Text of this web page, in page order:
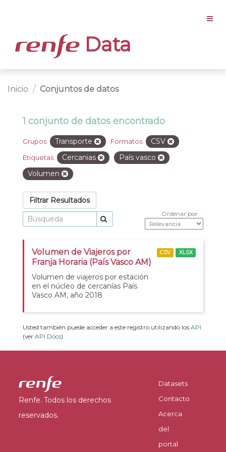
Data
Inicio Conjuntos de datos
1 conjunto de datos encontrado
Grupos: Transporte Formatos: CSV
Etiquetas: Cercanias
País vasco
Volumen
Filtrar Resultados
Ordenar por
Volumen de Viajeros por
Franja Horaria (País Vasco AM)
Volumen de viajeros por estación
en el núcleo de cercanías País
Vasco AM, año 2018
CSV XLSX
Usted también puede acceder a este registro utilizando los API
(ver API Docs).
Renfe. Todos los derechos
reservados.
Datasets
Contacto
Acerca
del
portal